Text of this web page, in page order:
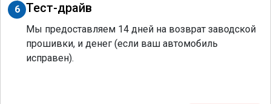
6 Тест-драйв
Мы предоставляем 14 дней на возврат заводской
прошивки, и денег (если ваш автомобиль
исправен).